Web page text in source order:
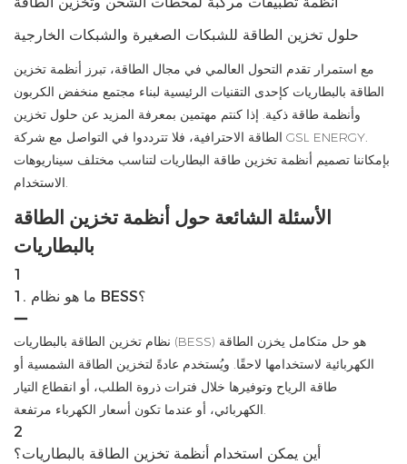
حلول تخزين الطاقة للشبكات الصغيرة والشبكات الخارجية
مع استمرار تقدم التحول العالمي في مجال الطاقة، تبرز أنظمة تخزين
الطاقة بالبطاريات كإحدى التقنيات الرئيسية لبناء مجتمع منخفض الكربون
وأنظمة طاقة ذكية. إذا كنتم مهتمين بمعرفة المزيد عن حلول تخزين
الطاقة الاحترافية، فلا تترددوا في التواصل مع شركة GSL ENERGY.
بإمكاننا تصميم أنظمة تخزين طاقة البطاريات لتناسب مختلف سيناريوهات
الاستخدام.
الأسئلة الشائعة حول أنظمة تخزين الطاقة
بالبطاريات
1
1. ما هو نظام BESS؟
نظام تخزين الطاقة بالبطاريات (BESS) هو حل متكامل يخزن الطاقة
الكهربائية لاستخدامها لاحقًا. ويُستخدم عادةً لتخزين الطاقة الشمسية أو
طاقة الرياح وتوفيرها خلال فترات ذروة الطلب، أو انقطاع التيار
الكهربائي، أو عندما تكون أسعار الكهرباء مرتفعة.
2
أين يمكن استخدام أنظمة تخزين الطاقة بالبطاريات؟